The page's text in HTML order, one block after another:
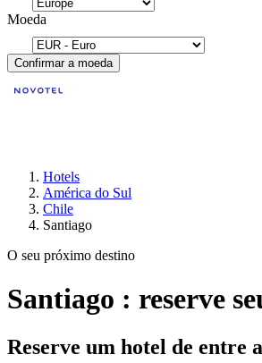
Moeda
Confirmar a moeda
Hotels
América do Sul
Chile
Santiago
O seu próximo destino
Santiago : reserve
Reserve um hotel de entre